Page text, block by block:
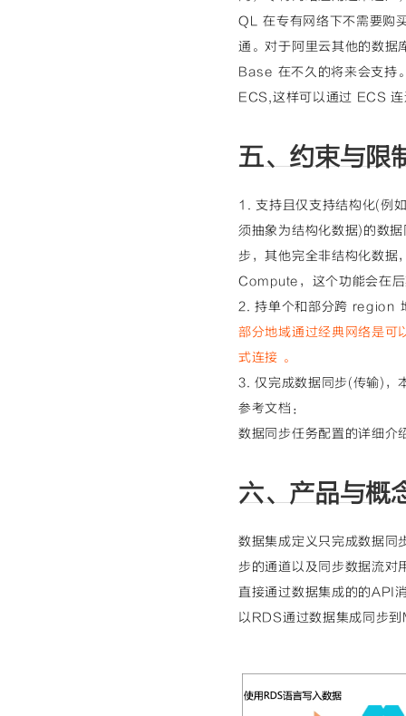
QL 在专有网络下不需要购
通。对于阿里云其他的数
Base 在不久的将来会支持
ECS,这样可以通过 ECS
五、约束与限
1. 支持且仅支持结构化(例
须抽象为结构化数据)的数
步，其他完全非结构化数
Compute，这个功能会在
2. 持单个和部分跨 region
部分地域通过经典网络是可
式连接 。
3. 仅完成数据同步(传输)，
参考文档：
数据同步任务配置的详细
六、产品与概
数据集成定义只完成数据同
步的通道以及同步数据流对
直接通过数据集成的的API
以RDS通过数据集成同步